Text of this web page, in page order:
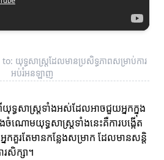
យុទ្ធសាស្ត្រដែលមានប្រសិទ្ធភាពសម្រាប់ការ
អប់រំអនឡាញ
ធសាស្ត្រទាំងអស់ដែលអាចជួយអ្នកក្នុង
ណោមយុទ្ធសាស្ត្រទាំងនេះគឺការបង្កើត
កគួរតែមានកន្លែងសម្រាក ដែលមានសន្តិ
សិក្សា។